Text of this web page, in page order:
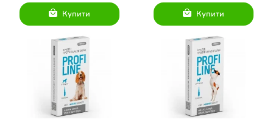
Купити Купити